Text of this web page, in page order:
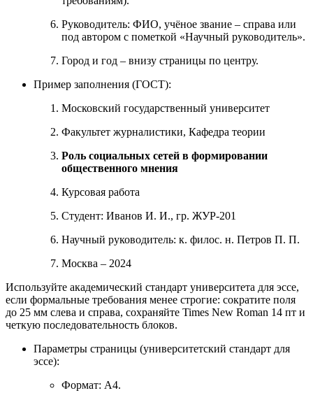
Руководитель: ФИО, учёное звание – справа или
под автором с пометкой «Научный руководитель».
Город и год – внизу страницы по центру.
Пример заполнения (ГОСТ):
Московский государственный университет
Факультет журналистики, Кафедра теории
Роль социальных сетей в формировании
общественного мнения
Курсовая работа
Студент: Иванов И. И., гр. ЖУР-201
Научный руководитель: к. филос. н. Петров П. П.
Москва – 2024
Используйте академический стандарт университета для эссе,
если формальные требования менее строгие: сократите поля
до 25 мм слева и справа, сохраняйте Times New Roman 14 пт и
четкую последовательность блоков.
Параметры страницы (университетский стандарт для
эссе):
Формат: A4.